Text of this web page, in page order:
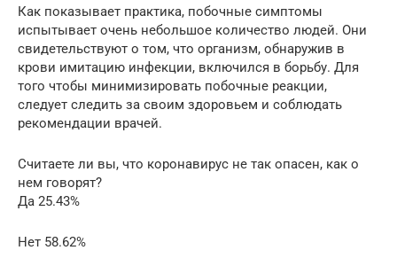
Как показывает практика, побочные симптомы
испытывает очень небольшое количество людей. Они
свидетельствуют о том, что организм, обнаружив в
крови имитацию инфекции, включился в борьбу. Для
того чтобы минимизировать побочные реакции,
следует следить за своим здоровьем и соблюдать
рекомендации врачей.
Считаете ли вы, что коронавирус не так опасен, как о
нем говорят?
Да 25.43%
Нет 58.62%